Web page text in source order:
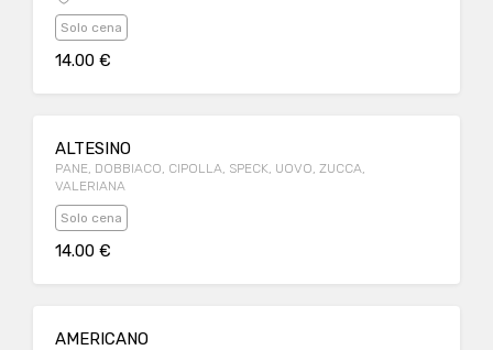
Solo cena
14.00 €
ALTESINO
PANE, DOBBIACO, CIPOLLA, SPECK, UOVO, ZUCCA,
VALERIANA
Solo cena
14.00 €
AMERICANO